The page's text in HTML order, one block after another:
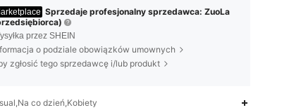
Sprzedaje profesjonalny sprzedawca: ZuoLa
przez SHEIN
o podziale obowiązków umownych
zgłosić tego sprzedawcę i/lub produkt
co dzień,Kobiety